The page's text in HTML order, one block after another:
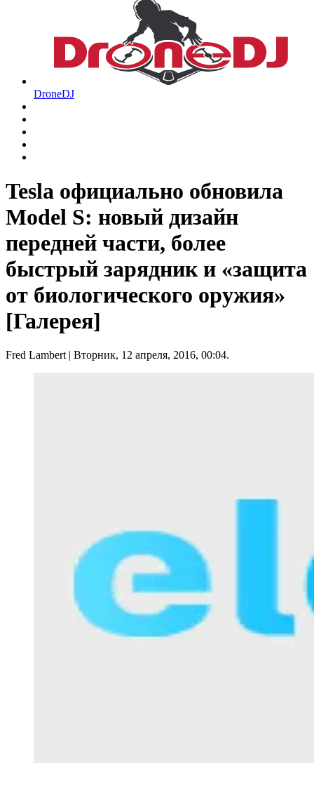
DroneDJ
Tesla официально обновила
Model S: новый дизайн
передней части, более
быстрый зарядник и «защита
от биологического оружия»
[Галерея]
Fred Lambert| Вторник, 12 апреля, 2016, 00:04.